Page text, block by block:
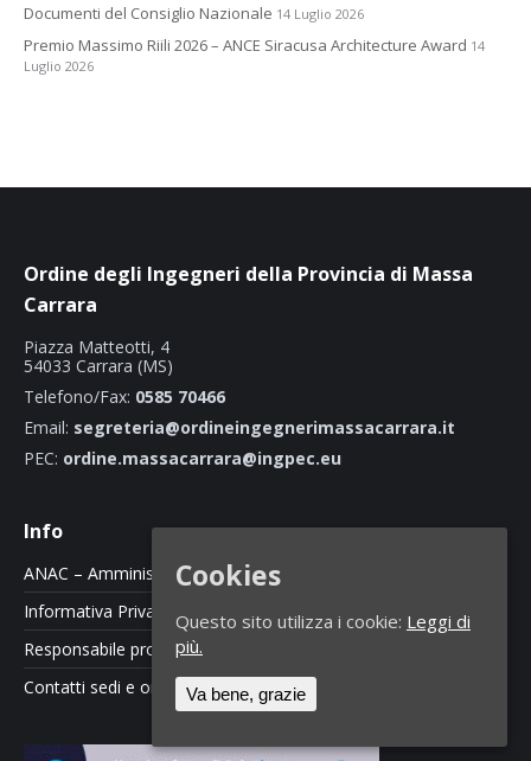
Documenti del Consiglio Nazionale 14 Luglio 2026
Premio Massimo Riili 2026 – ANCE Siracusa Architecture Award 14
Luglio 2026
Ordine degli Ingegneri della Provincia di Massa
Carrara
Piazza Matteotti, 4
54033 Carrara (MS)
Telefono/Fax: 0585 70466
Email: segreteria@ordineingegnerimassacarrara.it
PEC: ordine.massacarrara@ingpec.eu
Info
ANAC – Amministrazione Trasparente
Informativa Privacy e Cookie Policy
Responsabile protezione dati
Contatti sedi e orari
Cookies
Questo sito utilizza i cookie: Leggi di
più.
Va bene, grazie